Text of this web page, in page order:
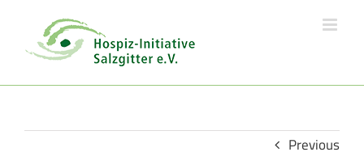
content
Previous